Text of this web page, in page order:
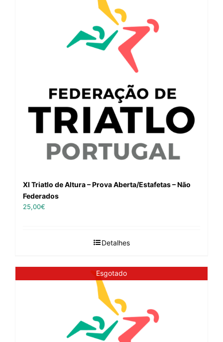
XI Triatlo de Altura – Prova Aberta/Estafetas – Não
Federados
25,00€
Detalhes
Esgotado